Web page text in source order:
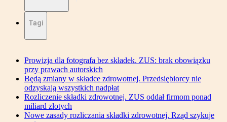
Tagi
Prowizja dla fotografa bez składek. ZUS: brak obowiązku
przy prawach autorskich
Będą zmiany w składce zdrowotnej. Przedsiębiorcy nie
odzyskają wszystkich nadpłat
Rozliczenie składki zdrowotnej. ZUS oddał firmom ponad
miliard złotych
Nowe zasady rozliczania składki zdrowotnej. Rząd szykuje